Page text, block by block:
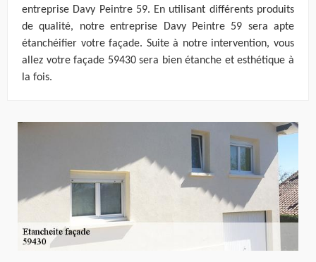
entreprise Davy Peintre 59. En utilisant différents produits
de qualité, notre entreprise Davy Peintre 59 sera apte
étanchéifier votre façade. Suite à notre intervention, vous
allez votre façade 59430 sera bien étanche et esthétique à
la fois.